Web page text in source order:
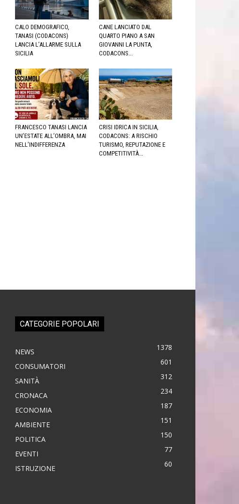
CALO DEMOGRAFICO,
TANASI (CODACONS)
LANCIA L’ALLARME SULLA
SICILIA
CANE LANCIATO DAL
QUARTO PIANO A SAN
GIOVANNI LA PUNTA,
CODACONS...
FRANCESCO TANASI LANCIA
UN’ESTATE ALL’OMBRA, MAI
NELL’INDIFFERENZA
CRISI IDRICA IN SICILIA,
CODACONS: A RISCHIO
TURISMO, REPUTAZIONE E
COMPETITIVITÀ...
CATEGORIE POPOLARI
NEWS 1378
CONSUMATORI 601
SANITÀ 312
CRONACA 234
ECONOMIA 187
AMBIENTE 151
POLITICA 150
EVENTI 77
ISTRUZIONE 60